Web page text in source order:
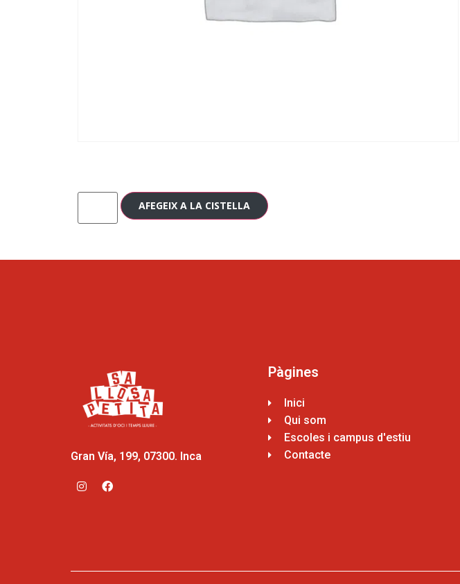
AFEGEIX A LA CISTELLA
Gran Vía, 199, 07300. Inca
Pàgines
Inici
Qui som
Escoles i campus d'estiu
Contacte